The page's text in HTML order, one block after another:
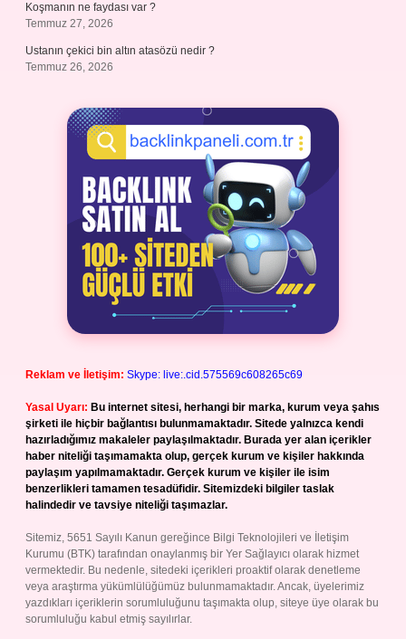
Koşmanın ne faydası var ?
Temmuz 27, 2026
Ustanın çekici bin altın atasözü nedir ?
Temmuz 26, 2026
Reklam ve İletişim: Skype: live:.cid.575569c608265c69
Yasal Uyarı: Bu internet sitesi, herhangi bir marka, kurum veya şahıs
şirketi ile hiçbir bağlantısı bulunmamaktadır. Sitede yalnızca kendi
hazırladığımız makaleler paylaşılmaktadır. Burada yer alan içerikler
haber niteliği taşımamakta olup, gerçek kurum ve kişiler hakkında
paylaşım yapılmamaktadır. Gerçek kurum ve kişiler ile isim
benzerlikleri tamamen tesadüfidir. Sitemizdeki bilgiler taslak
halindedir ve tavsiye niteliği taşımazlar.
Sitemiz, 5651 Sayılı Kanun gereğince Bilgi Teknolojileri ve İletişim
Kurumu (BTK) tarafından onaylanmış bir Yer Sağlayıcı olarak hizmet
vermektedir. Bu nedenle, sitedeki içerikleri proaktif olarak denetleme
veya araştırma yükümlülüğümüz bulunmamaktadır. Ancak, üyelerimiz
yazdıkları içeriklerin sorumluluğunu taşımakta olup, siteye üye olarak bu
sorumluluğu kabul etmiş sayılırlar.